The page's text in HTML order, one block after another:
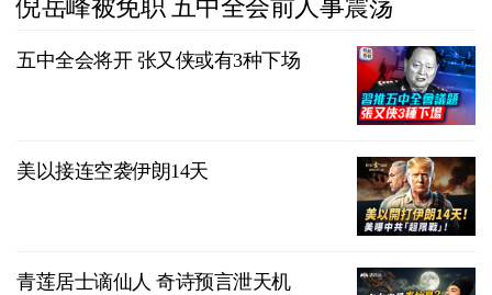
倪岳峰被免职 五中全会前人事震荡
五中全会将开 张又侠或有3种下场
美以接连空袭伊朗14天
青莲居士谪仙人 奇诗预言泄天机